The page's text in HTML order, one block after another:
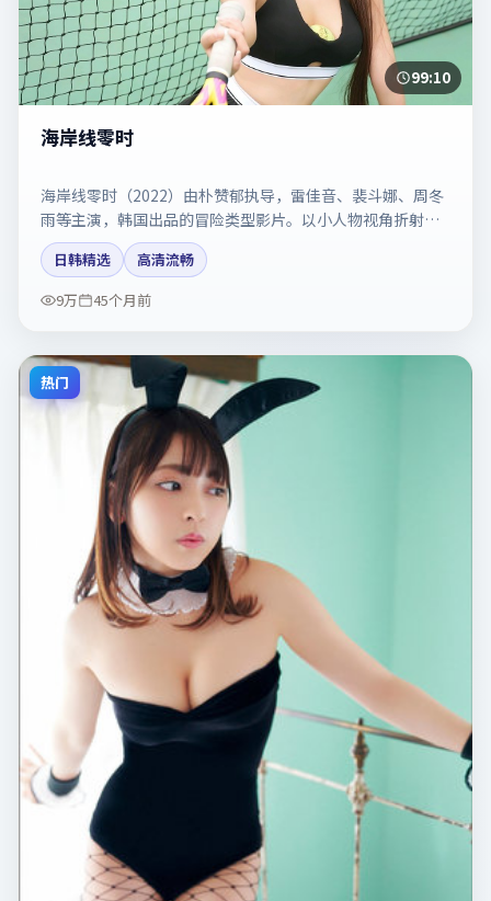
99:10
海岸线零时
海岸线零时（2022）由朴赞郁执导，雷佳音、裴斗娜、周冬
雨等主演，韩国出品的冒险类型影片。以小人物视角折射时
代切片。剧情简介与主创信息可供检索参考，上映日期以片
方资料为准。
日韩精选
高清流畅
9万
45个月前
热门